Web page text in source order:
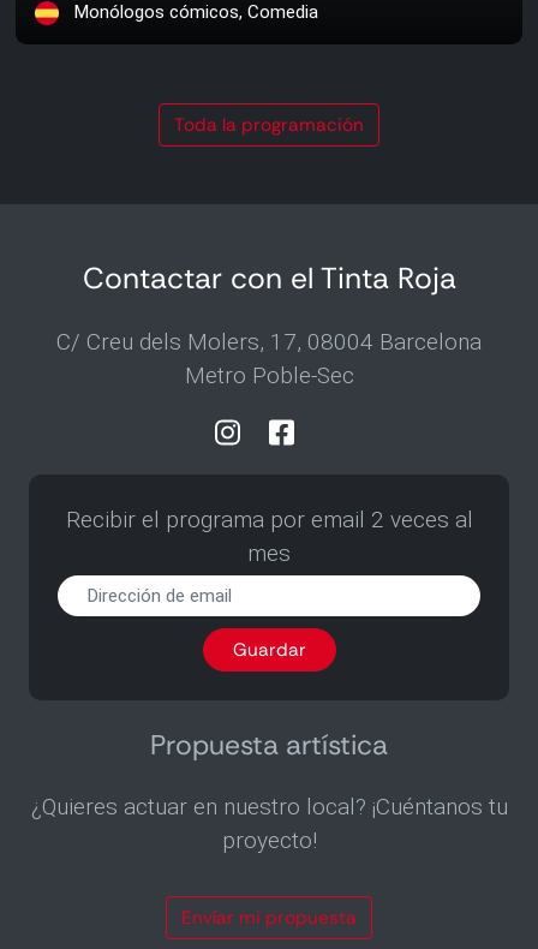
Monólogos cómicos, Comedia
Toda la programación
Contactar con el Tinta Roja
C/ Creu dels Molers, 17, 08004 Barcelona
Metro Poble-Sec
Recibir el programa por email 2 veces al
mes
programa
por
al
Guardar
Propuesta artística
¿Quieres actuar en nuestro local? ¡Cuéntanos tu
proyecto!
Envíar mi propuesta